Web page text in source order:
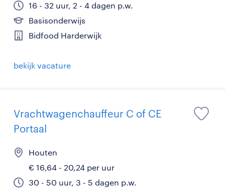
16 - 32 uur, 2 - 4 dagen p.w.
Basisonderwijs
Bidfood Harderwijk
bekijk vacature
Vrachtwagenchauffeur C of CE
Portaal
Houten
€ 16,64 - 20,24 per uur
30 - 50 uur, 3 - 5 dagen p.w.